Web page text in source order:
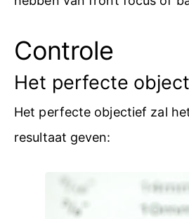
Controle
Het perfecte
Het perfecte objectief zal
resultaat geven: